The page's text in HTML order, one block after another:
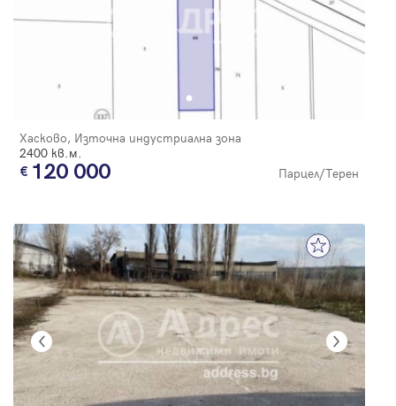
Хасково, Източна индустриална зона
2400 кв.м.
120 000 Парцел/Терен